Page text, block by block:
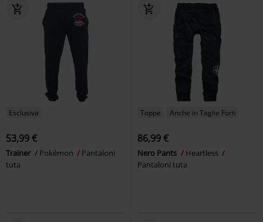
Esclusiva
53,99 €
Trainer Pokémon
Pantaloni
tuta
Toppe Anche in Taglie Forti
86,99 €
Nero Pants
Heartless
Pantaloni tuta